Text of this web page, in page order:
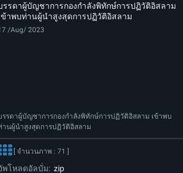
รรดาผู้บัญชาการกองกำลังพิทักษ์การปฏิวัติอิสลาม
ข้าพบท่านผู้นำสูงสุดการปฏิวัติอิสลาม
/Aug/ 2023
รรดาผู้บัญชาการกองกำลังพิทักษ์การปฏิวัติอิสลาม เข้าพบ
านผู้นำสูงสุดการปฏิวัติอิสลาม
[ จำนวนภาพ : 71 ]
พโหลดอัลบั่ม: zip